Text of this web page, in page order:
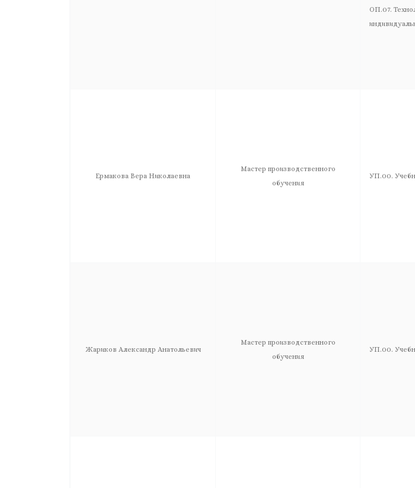
ОП.07.
Ермакова Вера Николаевна
Мастер производственного
обучения
УП.00.
Жариков Александр Анатольевич
Мастер производственного
обучения
УП.00.